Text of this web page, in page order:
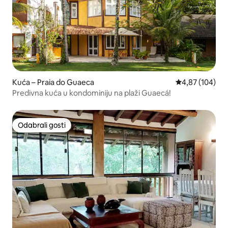
Kuća – Praia do Guaeca Prosječna
4,87 (104)
Predivna kuća u kondominiju na plaži Guaecá!
Odabrali gosti
Odabrali gosti